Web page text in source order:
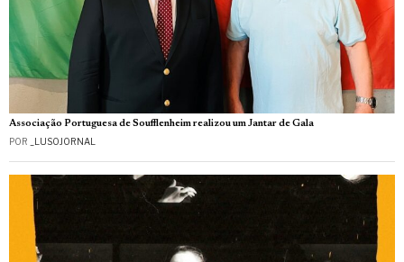
Associação Portuguesa de Soufflenheim realizou um Jantar de Gala
POR _LUSOJORNAL